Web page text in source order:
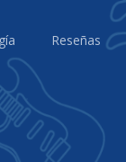
Reseñas